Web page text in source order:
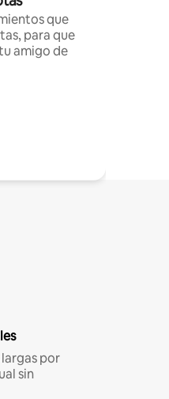
que
para que
amigo de
por
sin